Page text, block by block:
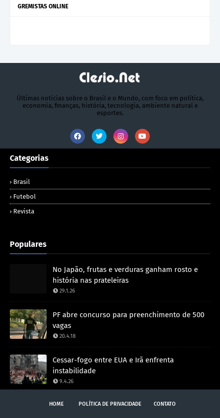
GREMISTAS ONLINE
Últimas notícias sobre o Brasil e o Mundo, com foco em política,
economia, finanças, história, tecnologia, ambiente natural e
esportes.
Categorias
Brasil
Futebol
Revista
Populares
No Japão, frutas e verduras ganham rosto e
história nas prateleiras
29.1.26
PF abre concurso para preenchimento de 500
vagas
20.4.18
Cessar-fogo entre EUA e Irã enfrenta
instabilidade
9.4.26
HOME POLÍTICA DE PRIVACIDADE CONTATO